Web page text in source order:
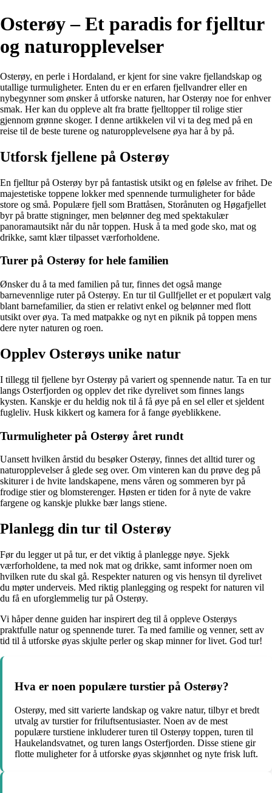
Osterøy – Et paradis for fjelltur
og naturopplevelser
Osterøy, en perle i Hordaland, er kjent for sine vakre fjellandskap og
utallige turmuligheter. Enten du er en erfaren fjellvandrer eller en
nybegynner som ønsker å utforske naturen, har Osterøy noe for enhver
smak. Her kan du oppleve alt fra bratte fjelltopper til rolige stier
gjennom grønne skoger. I denne artikkelen vil vi ta deg med på en
reise til de beste turene og naturopplevelsene øya har å by på.
Utforsk fjellene på Osterøy
En fjelltur på Osterøy byr på fantastisk utsikt og en følelse av frihet. De
majestetiske toppene lokker med spennende turmuligheter for både
store og små. Populære fjell som Brattåsen, Storånuten og Høgafjellet
byr på bratte stigninger, men belønner deg med spektakulær
panoramautsikt når du når toppen. Husk å ta med gode sko, mat og
drikke, samt klær tilpasset værforholdene.
Turer på Osterøy for hele familien
Ønsker du å ta med familien på tur, finnes det også mange
barnevennlige ruter på Osterøy. En tur til Gullfjellet er et populært valg
blant barnefamilier, da stien er relativt enkel og belønner med flott
utsikt over øya. Ta med matpakke og nyt en piknik på toppen mens
dere nyter naturen og roen.
Opplev Osterøys unike natur
I tillegg til fjellene byr Osterøy på variert og spennende natur. Ta en tur
langs Osterfjorden og opplev det rike dyrelivet som finnes langs
kysten. Kanskje er du heldig nok til å få øye på en sel eller et sjeldent
fugleliv. Husk kikkert og kamera for å fange øyeblikkene.
Turmuligheter på Osterøy året rundt
Uansett hvilken årstid du besøker Osterøy, finnes det alltid turer og
naturopplevelser å glede seg over. Om vinteren kan du prøve deg på
skiturer i de hvite landskapene, mens våren og sommeren byr på
frodige stier og blomsterenger. Høsten er tiden for å nyte de vakre
fargene og kanskje plukke bær langs stiene.
Planlegg din tur til Osterøy
Før du legger ut på tur, er det viktig å planlegge nøye. Sjekk
værforholdene, ta med nok mat og drikke, samt informer noen om
hvilken rute du skal gå. Respekter naturen og vis hensyn til dyrelivet
du møter underveis. Med riktig planlegging og respekt for naturen vil
du få en uforglemmelig tur på Osterøy.
Vi håper denne guiden har inspirert deg til å oppleve Osterøys
praktfulle natur og spennende turer. Ta med familie og venner, sett av
tid til å utforske øyas skjulte perler og skap minner for livet. God tur!
Hva er noen populære turstier på Osterøy?
Osterøy, med sitt varierte landskap og vakre natur, tilbyr et bredt
utvalg av turstier for friluftsentusiaster. Noen av de mest
populære turstiene inkluderer turen til Osterøy toppen, turen til
Haukelandsvatnet, og turen langs Osterfjorden. Disse stiene gir
flotte muligheter for å utforske øyas skjønnhet og nyte frisk luft.